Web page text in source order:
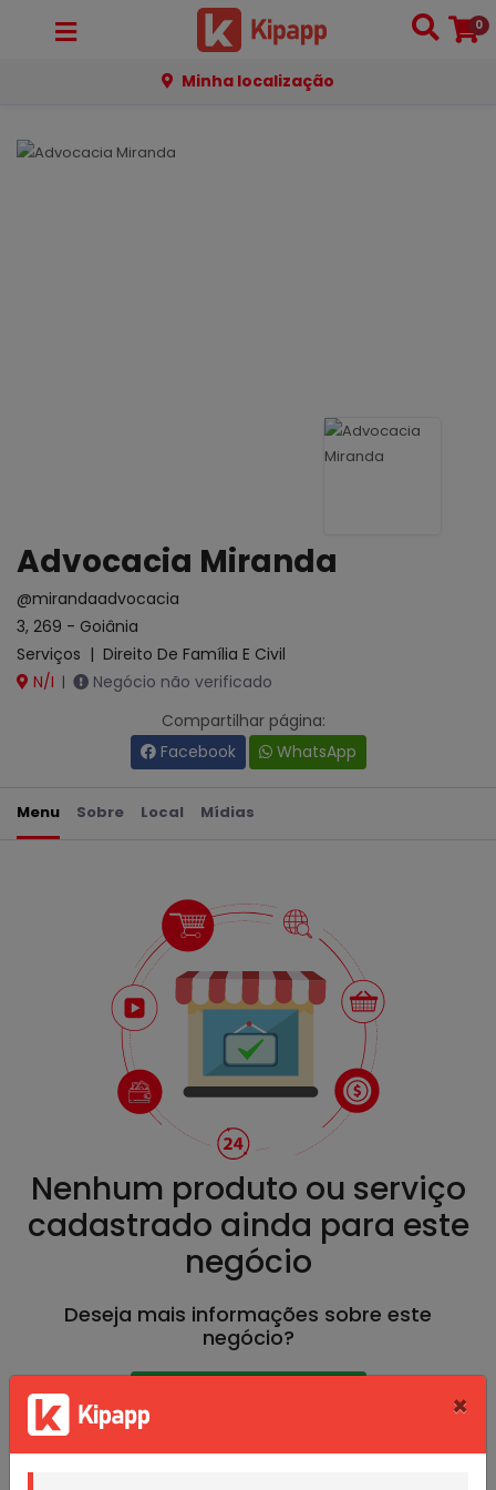
×
0
Minha localização
Advocacia Miranda
@mirandaadvocacia
3, 269 - Goiânia
Serviços | Direito De Família E Civil
N/I |
Negócio não verificado
Compartilhar página:
Facebook
WhatsApp
Menu Sobre Local Mídias
Nenhum produto ou serviço
cadastrado ainda para este
negócio
Deseja mais informações sobre este
negócio?